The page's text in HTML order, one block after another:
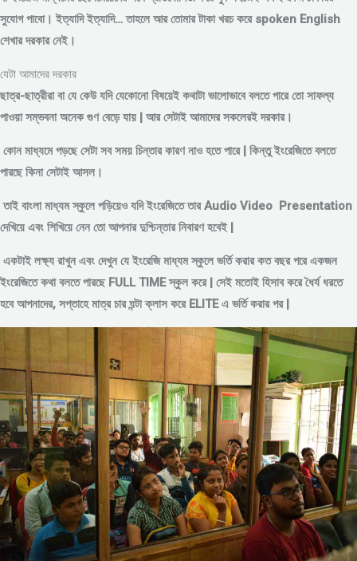
সুযোগ পাবো। ইত্যাদি ইত্যাদি… তাহলে আর তোমার টাকা খরচ করে spoken English
শেখার দরকার নেই।
যেটা আমাদের দরকার
ছাত্র-ছাত্রীরা বা যে কেউ যদি যেকোনো বিষয়েই কথাটা ভালোভাবে বলতে পারে তো সাফল্য
পাওয়া সম্ভবনা অনেক গুণ বেড়ে যায় | আর সেটাই আমাদের সকলেরই দরকার।
কোন মাধ্যমে পড়ছে সেটা সব সময় চিন্তার কারণ নাও হতে পারে | কিন্তু ইংরেজিতে বলতে
পারছে কিনা সেটাই আসল।
তাই বাংলা মাধ্যম স্কুলে পড়িয়েও যদি ইংরেজিতে তার Audio Video Presentation
দেখিয়ে এবং শিখিয়ে নেন তো আপনার দুশ্চিন্তার নিবারণ হবেই |
একটাই লক্ষ্য রাখুন এবং দেখুন যে ইংরেজি মাধ্যম স্কুলে ভর্তি করার কত বছর পরে একজন
ইংরেজিতে কথা বলতে পারছে FULL TIME স্কুল করে | সেই মতোই হিসাব করে ধৈর্য ধরতে
হবে আপনাদের, সপ্তাহে মাত্র চার ঘন্টা ক্লাস করে ELITE এ ভর্তি করার পর |